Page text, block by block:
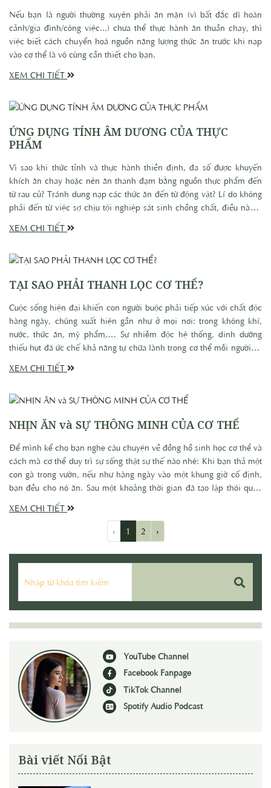
Nếu bạn là người thường xuyên phải ăn mặn (vì bất đắc dĩ hoàn
cảnh/gia đình/công việc...) chưa thể thực hành ăn thuần chay, thì
việc biết cách chuyển hoá nguồn năng lượng thức ăn trước khi nạp
vào cơ thể là vô cùng cần thiết cho bạn.
XEM CHI TIẾT
ỨNG DỤNG TÍNH ÂM DƯƠNG CỦA THỰC
PHẨM
Vì sao khi thức tỉnh và thực hành thiền định, đa số được khuyến
khích ăn chay hoặc nên ăn thanh đạm bằng nguồn thực phẩm đến
từ rau củ? Tránh dung nạp các thức ăn đến từ động vật? Lí do không
phải đến từ việc sợ chịu tội nghiệp sát sinh chồng chất, điều này 1
phần thôi, nguyên do chính đó là từ nguồn năng lượng được nạp vào
cơ thể. Điều này sẽ phân tích sâu hơn ở bài sau, hôm nay chúng ta
XEM CHI TIẾT
TẠI SAO PHẢI THANH LỌC CƠ THỂ?
Cuộc sống hiện đại khiến con người buộc phải tiếp xúc với chất độc
hàng ngày, chúng xuất hiện gần như ở mọi nơi: trong không khí,
nước, thức ăn, mỹ phẩm,… Sự nhiễm độc hệ thống, dinh dưỡng
thiếu hụt đã ức chế khả năng tự chữa lành trong cơ thể mỗi người và
gây nên bệnh tật.
XEM CHI TIẾT
NHỊN ĂN và SỰ THÔNG MINH CỦA CƠ THỂ
Để mình kể cho bạn nghe câu chuyện về đồng hồ sinh học cơ thể và
cách mà cơ thể duy trì sự sống thật sự thế nào nhé: Khi bạn thả một
con gà trong vườn, nếu như hàng ngày vào một khung giờ cố định,
bạn đều cho nó ăn. Sau một khoảng thời gian đã tạo lập thói quen
nếu như đến giờ đấy bạn không cho nó ăn nữa nó sẽ kêu la ầm ĩ, và
đòi miếng ăn cho bằng được, như một đứa trẻ quấy rối người mẹ vì
một thói quen được nuông chiều.
XEM CHI TIẾT
‹
1 2 ›
YouTube Channel
Facebook Fanpage
TikTok Channel
Spotify Audio Podcast
Bài viết Nổi Bật